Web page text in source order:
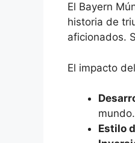
El Bayern
historia de
aficionados.
El impacto
mundo.
Estilo